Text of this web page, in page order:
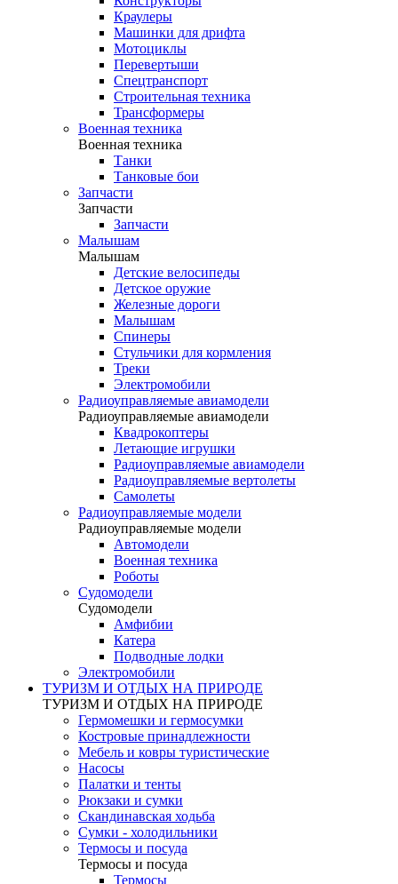
Краулеры
Машинки для дрифта
Мотоциклы
Перевертыши
Спецтранспорт
Строительная техника
Трансформеры
Военная техника
Военная техника
Танки
Танковые бои
Запчасти
Запчасти
Запчасти
Малышам
Малышам
Детские велосипеды
Детское оружие
Железные дороги
Малышам
Спинеры
Стульчики для кормления
Треки
Электромобили
Радиоуправляемые авиамодели
Радиоуправляемые авиамодели
Квадрокоптеры
Летающие игрушки
Радиоуправляемые авиамодели
Радиоуправляемые вертолеты
Самолеты
Радиоуправляемые модели
Радиоуправляемые модели
Автомодели
Военная техника
Роботы
Судомодели
Судомодели
Амфибии
Катера
Подводные лодки
Электромобили
ТУРИЗМ И ОТДЫХ НА ПРИРОДЕ
ТУРИЗМ И ОТДЫХ НА ПРИРОДЕ
Гермомешки и гермосумки
Костровые принадлежности
Мебель и ковры туристические
Насосы
Палатки и тенты
Рюкзаки и сумки
Скандинавская ходьба
Сумки - холодильники
Термосы и посуда
Термосы и посуда
Термосы